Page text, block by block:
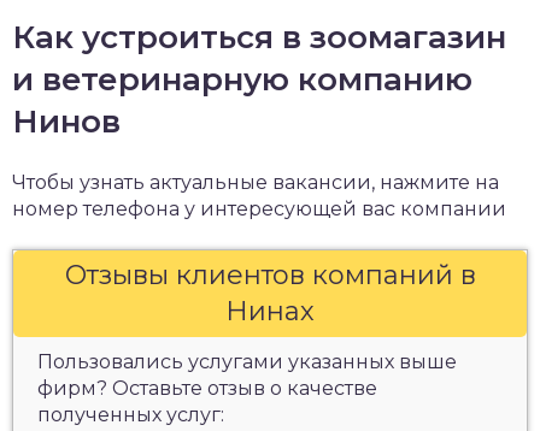
Как устроиться в зоомагазин
и ветеринарную компанию
Нинов
Чтобы узнать актуальные вакансии, нажмите на
номер телефона у интересующей вас компании
Отзывы клиентов компаний в
Нинах
Пользовались услугами указанных выше
фирм? Оставьте отзыв о качестве
полученных услуг: